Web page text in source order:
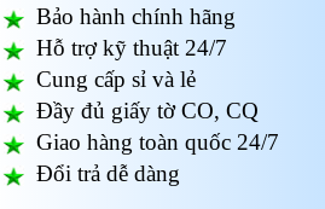
Bảo hành chính hãng
Hỗ trợ kỹ thuật 24/7
Cung cấp sỉ và lẻ
Đầy đủ giấy tờ CO, CQ
Giao hàng toàn quốc 24/7
Đổi trả dễ dàng